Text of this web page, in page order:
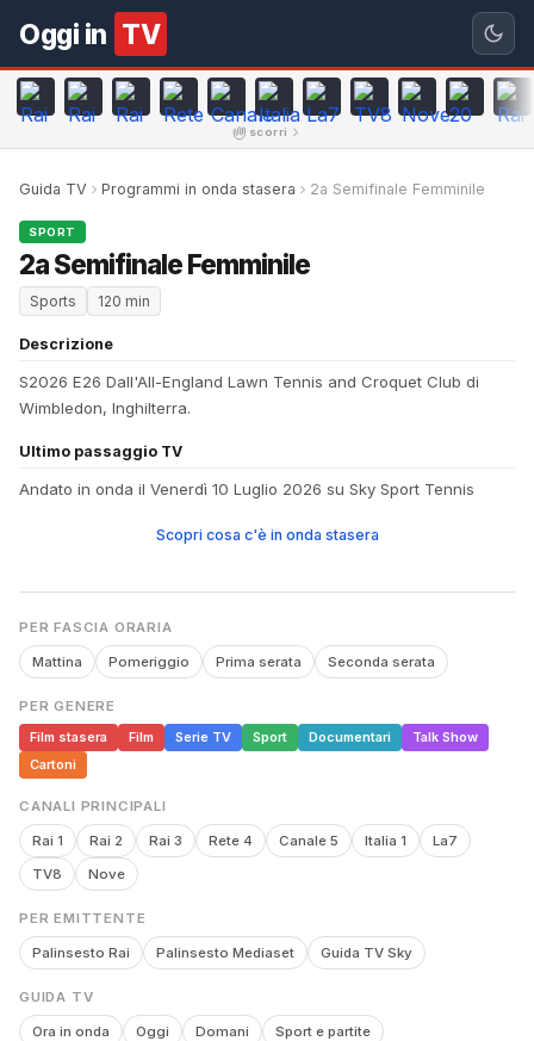
Oggi in TV
scorri
Guida TV Programmi in onda stasera 2a Semifinale Femminile
SPORT
2a Semifinale Femminile
Sports 120 min
Descrizione
S2026 E26 Dall'All-England Lawn Tennis and Croquet Club di
Wimbledon, Inghilterra.
Ultimo passaggio TV
Andato in onda il Venerdì 10 Luglio 2026 su Sky Sport Tennis
Scopri cosa c'è in onda stasera
PER FASCIA ORARIA
Mattina Pomeriggio Prima serata Seconda serata
PER GENERE
Film stasera
Film Serie TV Sport Documentari
Talk Show
Cartoni
CANALI PRINCIPALI
Rai 1 Rai 2 Rai 3 Rete 4 Canale 5 Italia 1
La7
TV8
Nove
PER EMITTENTE
Palinsesto Rai Palinsesto Mediaset Guida TV Sky
GUIDA TV
Ora in onda Oggi Domani Sport e partite